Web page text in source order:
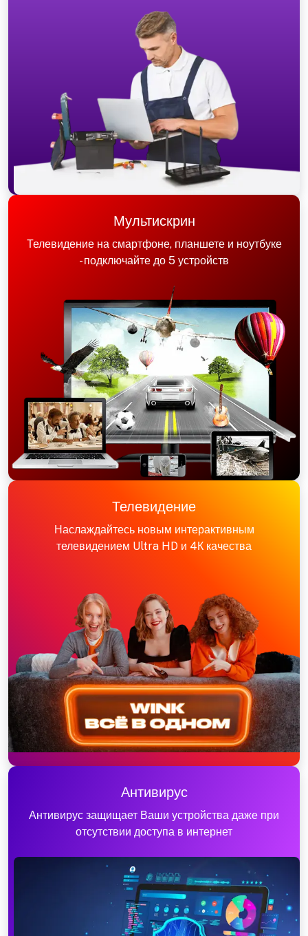
Мультискрин
Телевидение на смартфоне, планшете и ноутбуке
- подключайте до 5 устройств
Телевидение
Наслаждайтесь новым интерактивным
телевидением Ultra HD и 4К качества
Антивирус
Антивирус защищает Ваши устройства даже при
отсутствии доступа в интернет